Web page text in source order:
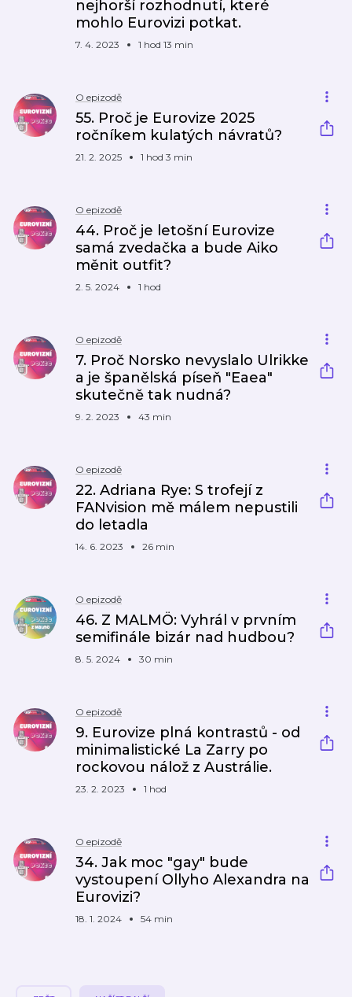
nejhorší rozhodnutí, které
mohlo Eurovizi potkat.
7. 4. 2023 1 hod 13 min
O epizodě
55. Proč je Eurovize 2025
ročníkem kulatých návratů?
21. 2. 2025 1 hod 3 min
O epizodě
44. Proč je letošní Eurovize
samá zvedačka a bude Aiko
měnit outfit?
2. 5. 2024 1 hod
O epizodě
7. Proč Norsko nevyslalo Ulrikke
a je španělská píseň "Eaea"
skutečně tak nudná?
9. 2. 2023 43 min
O epizodě
22. Adriana Rye: S trofejí z
FANvision mě málem nepustili
do letadla
14. 6. 2023 26 min
O epizodě
46. Z MALMÖ: Vyhrál v prvním
semifinále bizár nad hudbou?
8. 5. 2024 30 min
O epizodě
9. Eurovize plná kontrastů - od
minimalistické La Zarry po
rockovou nálož z Austrálie.
23. 2. 2023 1 hod
O epizodě
34. Jak moc "gay" bude
vystoupení Ollyho Alexandra na
Eurovizi?
18. 1. 2024 54 min